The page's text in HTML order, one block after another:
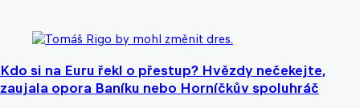
Kdo si na Euru řekl o přestup? Hvězdy nečekejte,
zaujala opora Baníku nebo Horníčkův spoluhráč